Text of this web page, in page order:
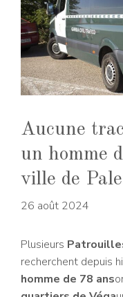
Aucune
un homme
ville de
26 août 2024
Plusieurs
recherchent depuis
homme de 78 ans